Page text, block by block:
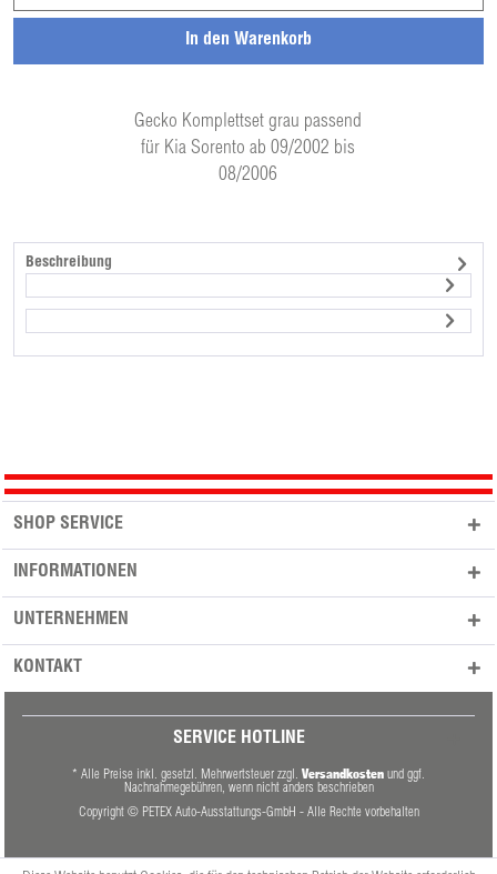
Gecko Komplettset grau passend
für Kia Sorento ab 09/2002 bis
08/2006
In den Warenkorb
Beschreibung
SHOP SERVICE
INFORMATIONEN
UNTERNEHMEN
KONTAKT
SERVICE HOTLINE
* Alle Preise inkl. gesetzl. Mehrwertsteuer zzgl. Versandkosten und ggf.
Nachnahmegebühren, wenn nicht anders beschrieben
Copyright © PETEX Auto-Ausstattungs-GmbH - Alle Rechte vorbehalten